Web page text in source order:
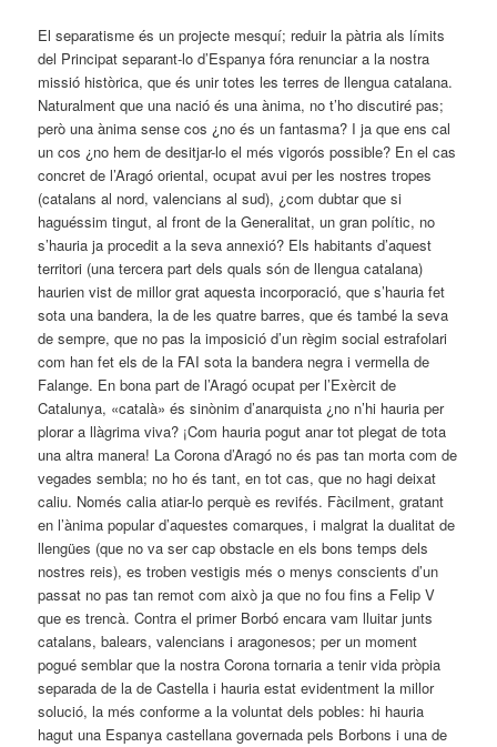
El separatisme és un projecte mesquí; reduir la pàtria als límits
del Principat separant-lo d’Espanya fóra renunciar a la nostra
missió històrica, que és unir totes les terres de llengua catalana.
Naturalment que una nació és una ànima, no t’ho discutiré pas;
però una ànima sense cos ¿no és un fantasma? I ja que ens cal
un cos ¿no hem de desitjar-lo el més vigorós possible? En el cas
concret de l’Aragó oriental, ocupat avui per les nostres tropes
(catalans al nord, valencians al sud), ¿com dubtar que si
haguéssim tingut, al front de la Generalitat, un gran polític, no
s’hauria ja procedit a la seva annexió? Els habitants d’aquest
territori (una tercera part dels quals són de llengua catalana)
haurien vist de millor grat aquesta incorporació, que s’hauria fet
sota una bandera, la de les quatre barres, que és també la seva
de sempre, que no pas la imposició d’un règim social estrafolari
com han fet els de la FAI sota la bandera negra i vermella de
Falange. En bona part de l’Aragó ocupat per l’Exèrcit de
Catalunya, «català» és sinònim d’anarquista ¿no n’hi hauria per
plorar a llàgrima viva? ¡Com hauria pogut anar tot plegat de tota
una altra manera! La Corona d’Aragó no és pas tan morta com de
vegades sembla; no ho és tant, en tot cas, que no hagi deixat
caliu. Només calia atiar-lo perquè es revifés. Fàcilment, gratant
en l’ànima popular d’aquestes comarques, i malgrat la dualitat de
llengües (que no va ser cap obstacle en els bons temps dels
nostres reis), es troben vestigis més o menys conscients d’un
passat no pas tan remot com això ja que no fou fins a Felip V
que es trencà. Contra el primer Borbó encara vam lluitar junts
catalans, balears, valencians i aragonesos; per un moment
pogué semblar que la nostra Corona tornaria a tenir vida pròpia
separada de la de Castella i hauria estat evidentment la millor
solució, la més conforme a la voluntat dels pobles: hi hauria
hagut una Espanya castellana governada pels Borbons i una de